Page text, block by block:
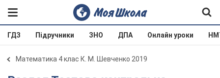
ГДЗ Підручники ЗНО ДПА Онлайн уроки
Математика 4 клас К. М. Шевченко 2019